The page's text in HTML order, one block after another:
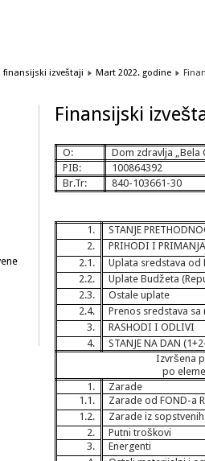
finansijski izveštaji Mart 2022. godine
Finansijski
O:
Dom zdravlja „Bela
PIB:
100864392
Br.Tr:
840-103661-30
1.
STANJE
2.
PRIHODI I
2.1.
Uplata sredstava od
2.2.
Uplate Budžeta
2.3.
Ostale uplate
2.4.
Prenos sredstava
3.
RASHODI I ODLIVI
4.
STANJE NA DAN
Izvršena
po
1.
Zarade
1.1.
Zarade od FOND-a
1.2.
Zarade iz
2.
Putni troškovi
3.
Energenti